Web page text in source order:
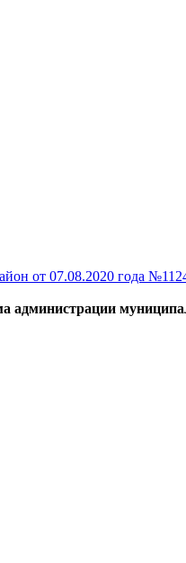
от 07.08.2020 года
администрации